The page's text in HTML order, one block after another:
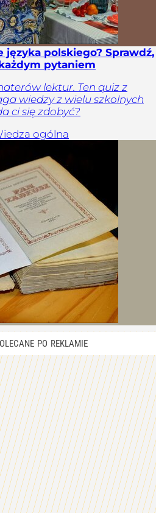
języka polskiego? Sprawdź,
pytaniem
lektur. Ten quiz z
wiedzy z wielu szkolnych
ci się zdobyć?
ogólna